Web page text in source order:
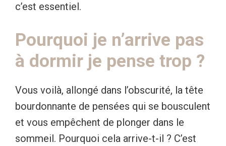
c’est essentiel.
Pourquoi je n’arrive pas
à dormir je pense trop ?
Vous voilà, allongé dans l’obscurité, la tête
bourdonnante de pensées qui se bousculent
et vous empêchent de plonger dans le
sommeil. Pourquoi cela arrive-t-il ? C’est